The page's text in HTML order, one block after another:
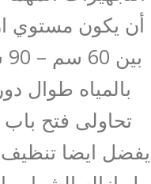
أن يكون مستوي
بالمياه طوال
تحاولى فتح باب
يفضل ايضا تنظيف